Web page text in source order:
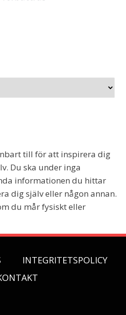
till för att inspirera dig
Du ska under inga
informationen du hittar
dig själv eller någon annan.
du mår fysiskt eller
INTEGRITETSPOLICY